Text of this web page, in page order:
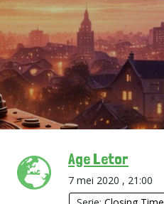
Age Letor
7 mei 2020 , 21:00